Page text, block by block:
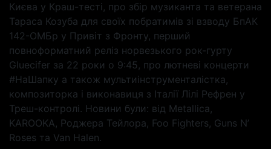
Києва у Краш-тесті, про збір музиканта та ветерана
Тараса Козуба для своїх побратимів зі взводу БпАК
142-ОМБр у Привіт з Фронту, перший
повноформатний реліз норвезького рок-гурту
Gluecifer за 22 роки о 9:45, про лютневі концерти
#НаШапку а також мультиінструменталістка,
композиторка і виконавиця з Італії Лілі Рефрен у
Треш-контролі. Новини були: від Metallica,
KAROOKA, Роджера Тейлора, Foo Fighters, Guns N’
Roses та Van Halen.